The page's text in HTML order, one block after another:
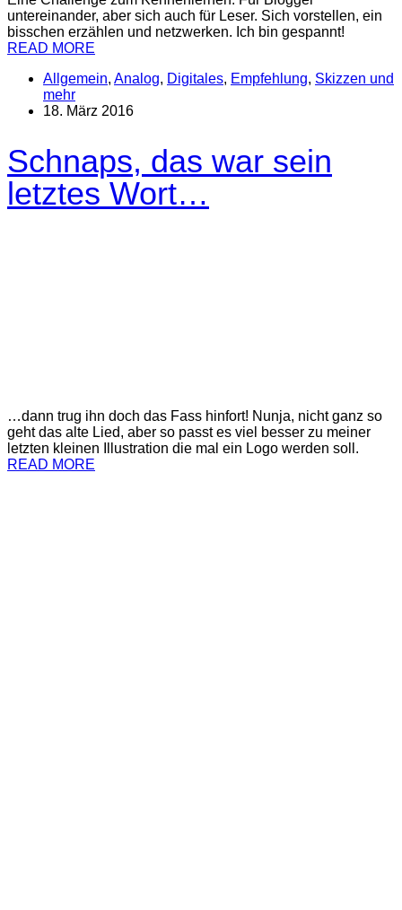
untereinander, aber sich auch für Leser. Sich vorstellen, ein
bisschen erzählen und netzwerken. Ich bin gespannt!
READ MORE
Allgemein, Analog, Digitales, Empfehlung, Skizzen und
mehr
18. März 2016
Schnaps, das war sein
letztes Wort…
…dann trug ihn doch das Fass hinfort! Nunja, nicht ganz so
geht das alte Lied, aber so passt es viel besser zu meiner
letzten kleinen Illustration die mal ein Logo werden soll.
READ MORE